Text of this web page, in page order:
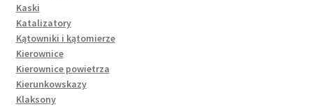
Kaski
Katalizatory
Kątowniki i kątomierze
Kierownice
Kierownice powietrza
Kierunkowskazy
Klaksony